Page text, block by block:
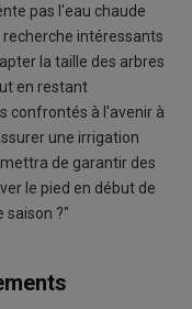
pas l'eau chaude
recherche intéressants
la taille des arbres
en restant
confrontés à l'avenir à
une irrigation
de garantir des
le pied en début de
saison ?"